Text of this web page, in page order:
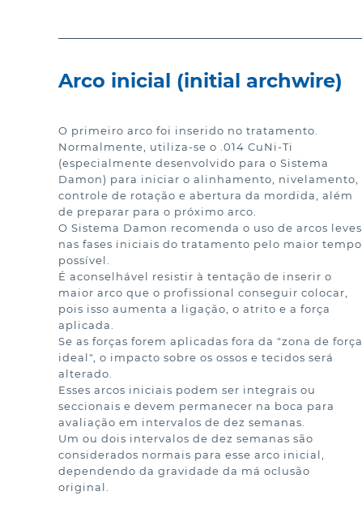
Arco inicial (initial archwire)
O primeiro arco foi inserido no tratamento.
Normalmente, utiliza-se o .014 CuNi-Ti
(especialmente desenvolvido para o Sistema
Damon) para iniciar o alinhamento, nivelamento,
controle de rotação e abertura da mordida, além
de preparar para o próximo arco.
O Sistema Damon recomenda o uso de arcos leves
nas fases iniciais do tratamento pelo maior tempo
possível.
É aconselhável resistir à tentação de inserir o
maior arco que o profissional conseguir colocar,
pois isso aumenta a ligação, o atrito e a força
aplicada.
Se as forças forem aplicadas fora da "zona de força
ideal", o impacto sobre os ossos e tecidos será
alterado.
Esses arcos iniciais podem ser integrais ou
seccionais e devem permanecer na boca para
avaliação em intervalos de dez semanas.
Um ou dois intervalos de dez semanas são
considerados normais para esse arco inicial,
dependendo da gravidade da má oclusão
original.